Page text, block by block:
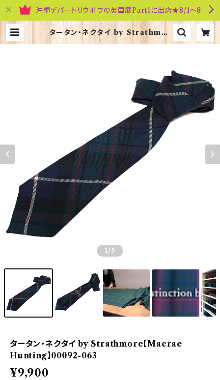
沖縄デパートリウボウの英国展Part1に出店★8/1～8
タータン・ネクタイ by Strathmor
e【Macrae Hunting】00092-06
1 /5
タータン・ネクタイ by Strathmore【Macrae
Hunting】00092-063
¥9,900